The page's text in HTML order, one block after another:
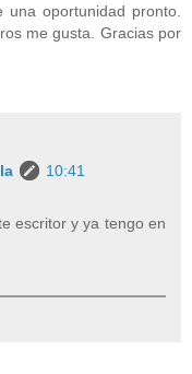
una oportunidad pronto.
me gusta. Gracias por
10:41
escritor y ya tengo en